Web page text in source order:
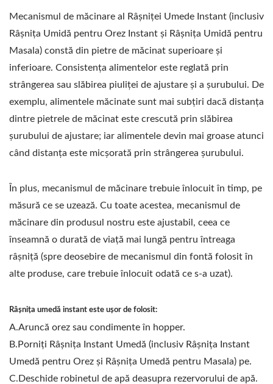
Mecanismul de măcinare al Râșniței Umede Instant (inclusiv
Râșnița Umidă pentru Orez Instant și Râșnița Umidă pentru
Masala) constă din pietre de măcinat superioare și
inferioare. Consistența alimentelor este reglată prin
strângerea sau slăbirea piuliței de ajustare și a șurubului. De
exemplu, alimentele măcinate sunt mai subțiri dacă distanța
dintre pietrele de măcinat este crescută prin slăbirea
șurubului de ajustare; iar alimentele devin mai groase atunci
când distanța este micșorată prin strângerea șurubului.
În plus, mecanismul de măcinare trebuie înlocuit în timp, pe
măsură ce se uzează. Cu toate acestea, mecanismul de
măcinare din produsul nostru este ajustabil, ceea ce
înseamnă o durată de viață mai lungă pentru întreaga
râșniță (spre deosebire de mecanismul din fontă folosit în
alte produse, care trebuie înlocuit odată ce s-a uzat).
Râșnița umedă instant este ușor de folosit:
A.Aruncă orez sau condimente în hopper.
B.Porniți Râșnița Instant Umedă (inclusiv Râșnița Instant
Umedă pentru Orez și Râșnița Umedă pentru Masala) pe.
C.Deschide robinetul de apă deasupra rezervorului de apă.